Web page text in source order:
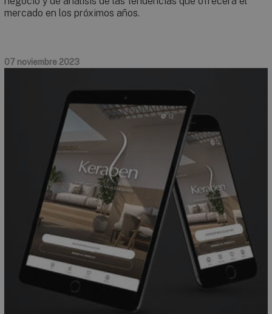
mercado en los próximos años.
07 noviembre 2023